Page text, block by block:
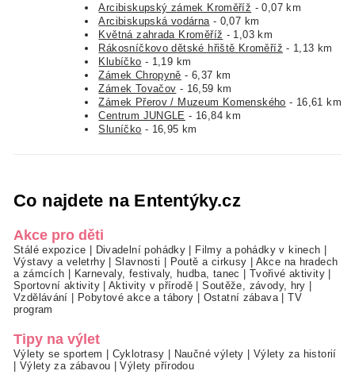
Arcibiskupský zámek Kroměříž - 0,07 km
Arcibiskupská vodárna - 0,07 km
Květná zahrada Kroměříž - 1,03 km
Rákosníčkovo dětské hřiště Kroměříž - 1,13 km
Klubíčko - 1,19 km
Zámek Chropyně - 6,37 km
Zámek Tovačov - 16,59 km
Zámek Přerov / Muzeum Komenského - 16,61 km
Centrum JUNGLE - 16,84 km
Sluníčko - 16,95 km
Co najdete na Ententýky.cz
Akce pro děti
Stálé expozice Divadelní pohádky Filmy a pohádky v kinech
Výstavy a veletrhy|Slavnosti Poutě a cirkusy
Akce na hradech
a zámcích
Karnevaly, festivaly, hudba, tanec Tvořivé aktivity
Sportovní aktivity|Aktivity v přírodě |Soutěže, závody, hry
Vzdělávání
Pobytové akce a tábory Ostatní zábava |TV
program
Tipy na výlet
Výlety se sportem Cyklotrasy Naučné výlety
Výlety za historií
Výlety za zábavou |Výlety přírodou